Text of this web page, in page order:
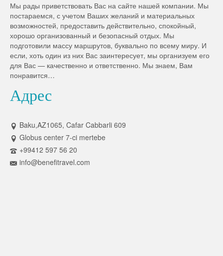
Мы рады приветствовать Вас на сайте нашей компании. Мы
постараемся, с учетом Ваших желаний и материальных
возможностей, предоставить действительно, спокойный,
хорошо организованный и безопасный отдых. Мы
подготовили массу маршрутов, буквально по всему миру. И
если, хоть один из них Вас заинтересует, мы организуем его
для Вас — качественно и ответственно. Мы знаем, Вам
понравится…
Адрес
Baku,AZ1065, Cafar Cabbarli 609
Globus center 7-ci mertebe
+99412 597 56 20
info@benefitravel.com